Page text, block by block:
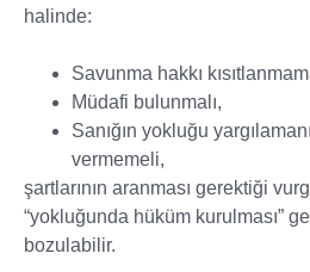
halinde:
Savunma hakkı
Müdafi bulunmalı,
Sanığın yokluğu
vermemeli,
şartlarının aranması gerektiği
“yokluğunda hüküm kurulması”
bozulabilir.